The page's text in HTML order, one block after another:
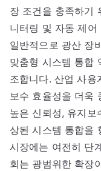
장 조건을 충족하기
니터링 및 자동 제
일반적으로 광산 장
맞춤형 시스템 통합
조합니다. 산업 사용
보수 효율성을 더욱
높은 신뢰성, 유지
상된 시스템 통합을
시장에는 여전히 단
회는 광범위한 확장